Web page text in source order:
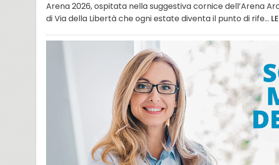
Arena 2026, ospitata nella suggestiva cornice dell’Arena
di Via della Libertà che ogni estate diventa il punto di rife...